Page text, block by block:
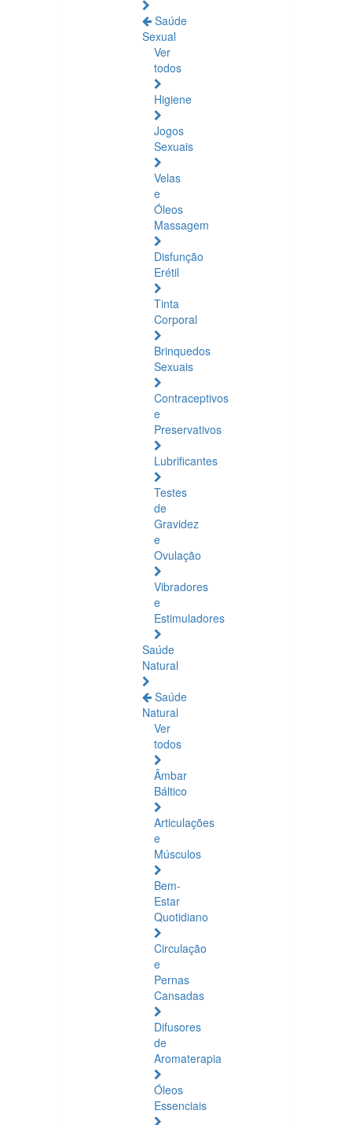
Saúde
Sexual
Ver
todos
Higiene
Jogos
Sexuais
Velas
e
Óleos
Massagem
Disfunção
Erétil
Tinta
Corporal
Brinquedos
Sexuais
Contraceptivos
e
Preservativos
Lubrificantes
Testes
de
Gravidez
e
Ovulação
Vibradores
e
Estimuladores
Saúde
Natural
Saúde
Natural
Ver
todos
Âmbar
Báltico
Articulações
e
Músculos
Bem-
Estar
Quotidiano
Circulação
e
Pernas
Cansadas
Difusores
de
Aromaterapia
Óleos
Essenciais